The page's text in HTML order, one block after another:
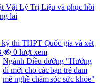
Vật Lý Trị Liệu và phục hồi
lai
ký thi THPT Quốc gia và xét
0 lượt xem
Ngành Điều dưỡng "Hướng
đi mới cho các bạn trẻ đam
mê nghề chăm sóc sức khỏe"